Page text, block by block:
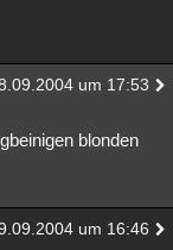
um 17:53
blonden
um 16:46